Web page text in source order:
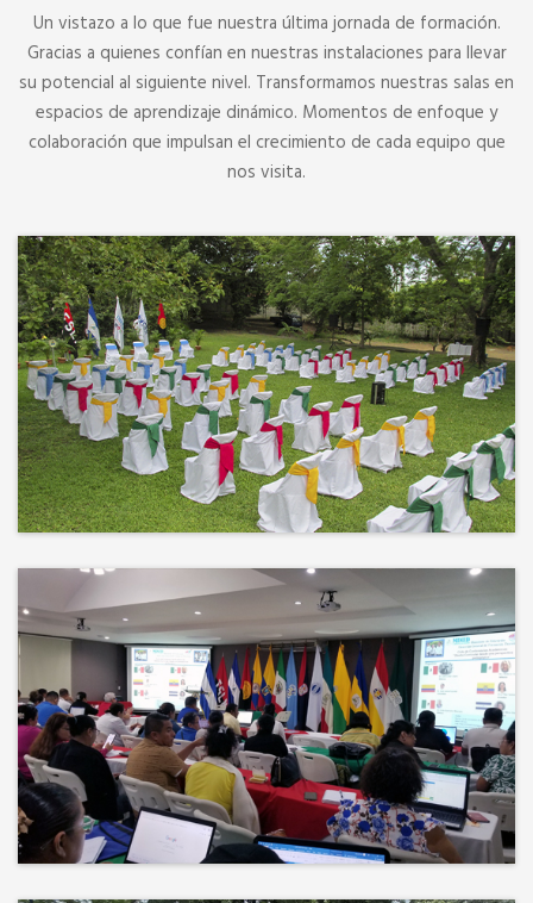
Un vistazo a lo que fue nuestra última jornada de formación.
Gracias a quienes confían en nuestras instalaciones para llevar
su potencial al siguiente nivel. Transformamos nuestras salas en
espacios de aprendizaje dinámico. Momentos de enfoque y
colaboración que impulsan el crecimiento de cada equipo que
nos visita.
No hay mejor techo que el cielo ni
mejor decorado que la naturaleza.